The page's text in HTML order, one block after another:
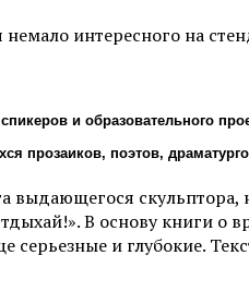
интересного на
и образовательного
поэтов,
выдающегося
В основу книги о
и глубокие.